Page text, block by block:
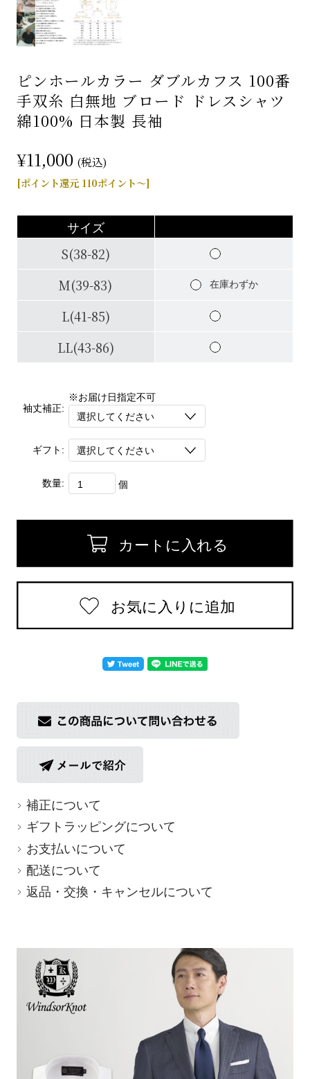
ピンホールカラー ダブルカフス 100番
手双糸 白無地 ブロード ドレスシャツ
綿100% 日本製 長袖
¥11,000 (税込)
[ポイント還元 110ポイント～]
サイズ
S(38-82)
M(39-83)
在庫わずか
L(41-85)
LL(43-86)
袖丈補正:
※お届け日指定不可
ギフト:
数量: 個
補正について
ギフトラッピングについて
お支払いについて
配送について
返品・交換・キャンセルについて